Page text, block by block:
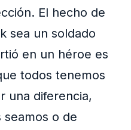
El hecho de
sea un soldado
en un héroe es
todos tenemos
una diferencia,
o de